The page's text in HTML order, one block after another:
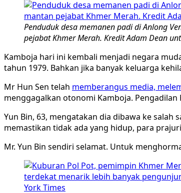
Penduduk desa memanen padi di Anlong
pejabat Khmer Merah. Kredit Adam Dean
Kamboja hari ini kembali menjadi negara
tahun 1979. Bahkan jika banyak keluarga
Mr Hun Sen telah memberangus media,
menggagalkan otonomi Kamboja.
Yun Bin, 63, mengatakan dia dibawa ke
memastikan tidak ada yang hidup, para
Mr. Yun Bin sendiri selamat. Untuk